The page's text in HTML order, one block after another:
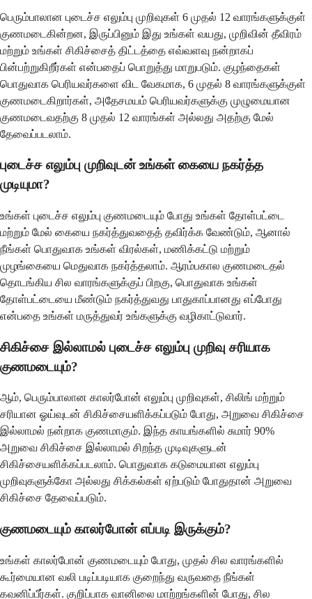
பெரும்பாலான புடைச்ச எலும்பு முறிவுகள் 6 முதல் 12 வாரங்களுக்குள்
குணமடைகின்றன, இருப்பினும் இது உங்கள் வயது, முறிவின் தீவிரம்
மற்றும் உங்கள் சிகிச்சைத் திட்டத்தை எவ்வளவு நன்றாகப்
பின்பற்றுகிறீர்கள் என்பதைப் பொறுத்து மாறுபடும். குழந்தைகள்
பொதுவாக பெரியவர்களை விட வேகமாக, 6 முதல் 8 வாரங்களுக்குள்
குணமடைகிறார்கள், அதேசமயம் பெரியவர்களுக்கு முழுமையான
குணமடைவதற்கு 8 முதல் 12 வாரங்கள் அல்லது அதற்கு மேல்
தேவைப்படலாம்.
புடைச்ச எலும்பு முறிவுடன் உங்கள் கையை நகர்த்த
முடியுமா?
உங்கள் புடைச்ச எலும்பு குணமடையும் போது உங்கள் தோள்பட்டை
மற்றும் மேல் கையை நகர்த்துவதைத் தவிர்க்க வேண்டும், ஆனால்
நீங்கள் பொதுவாக உங்கள் விரல்கள், மணிக்கட்டு மற்றும்
முழங்கையை மெதுவாக நகர்த்தலாம். ஆரம்பகால குணமடைதல்
தொடங்கிய சில வாரங்களுக்குப் பிறகு, பொதுவாக உங்கள்
தோள்பட்டையை மீண்டும் நகர்த்துவது பாதுகாப்பானது எப்போது
என்பதை உங்கள் மருத்துவர் உங்களுக்கு வழிகாட்டுவார்.
சிகிச்சை இல்லாமல் புடைச்ச எலும்பு முறிவு சரியாக
குணமடையும்?
ஆம், பெரும்பாலான காலர்போன் எலும்பு முறிவுகள், சிலிங் மற்றும்
சரியான ஓய்வுடன் சிகிச்சையளிக்கப்படும் போது, அறுவை சிகிச்சை
இல்லாமல் நன்றாக குணமாகும். இந்த காயங்களில் சுமார் 90%
அறுவை சிகிச்சை இல்லாமல் சிறந்த முடிவுகளுடன்
சிகிச்சையளிக்கப்படலாம். பொதுவாக கடுமையான எலும்பு
முறிவுகளுக்கோ அல்லது சிக்கல்கள் ஏற்படும் போதுதான் அறுவை
சிகிச்சை தேவைப்படும்.
குணமடையும் காலர்போன் எப்படி இருக்கும்?
உங்கள் காலர்போன் குணமடையும் போது, முதல் சில வாரங்களில்
கூர்மையான வலி படிப்படியாக குறைந்து வருவதை நீங்கள்
கவனிப்பீர்கள். குறிப்பாக வானிலை மாற்றங்களின் போது, சில